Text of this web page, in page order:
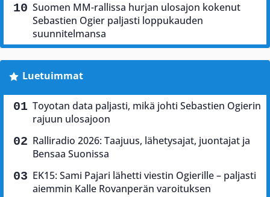
Suomen MM-rallissa hurjan ulosajon kokenut
Sebastien Ogier paljasti loppukauden
suunnitelmansa
Luetuimmat
Toyotan data paljasti, mikä johti Sebastien Ogierin
rajuun ulosajoon
Ralliradio 2026: Taajuus, lähetysajat, juontajat ja
Bensaa Suonissa
EK15: Sami Pajari lähetti viestin Ogierille – paljasti
aiemmin Kalle Rovanperän varoituksen